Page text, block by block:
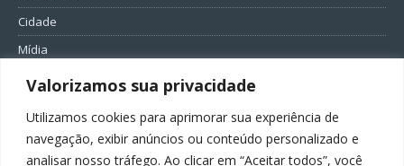
Valorizamos sua privacidade
Utilizamos cookies para aprimorar sua experiência de
navegação, exibir anúncios ou conteúdo personalizado e
analisar nosso tráfego. Ao clicar em “Aceitar todos”, você
Cidade
Mídia
Entretenimento
Política